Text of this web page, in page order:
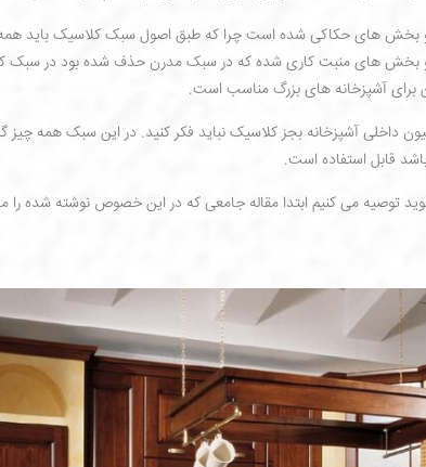
و بخش های حکاکی شده است چرا که طبق اصول سبک کلاسیک باید
و بخش های منبت کاری شده که در سبک مدرن حذف شده بود در سبک
برای آشپزخانه های بزرگ مناسب است.
داخلی آشپزخانه بجز کلاسیک نباید فکر کنید. در این سبک همه چیز
قابل استفاده است.
توصیه می کنیم ابتدا مقاله جامعی که در این خصوص نوشته شده را